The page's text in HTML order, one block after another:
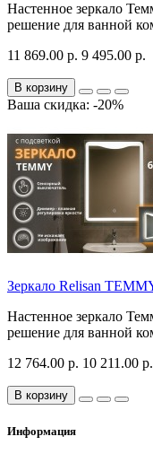
Настенное зеркало
решение для ванной
11 869.00 р. 9 495.00 р.
В корзину
Ваша скидка: -20%
Зеркало Relisan
Настенное зеркало
решение для ванной
12 764.00 р. 10 211.00 р.
В корзину
Информация